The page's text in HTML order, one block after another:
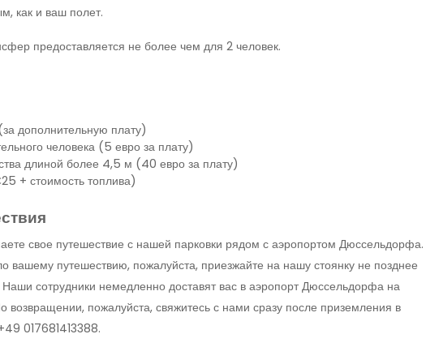
как и ваш полет.
предоставляется не более чем для 2 человек.
дополнительную плату)
человека (5 евро за плату)
длиной более 4,5 м (40 евро за плату)
+ стоимость топлива)
свое путешествие с нашей парковки рядом с аэропортом Дюссельдорфа.
вашему путешествию, пожалуйста, приезжайте на нашу стоянку не позднее
сотрудники немедленно доставят вас в аэропорт Дюссельдорфа на
возвращении, пожалуйста, свяжитесь с нами сразу после приземления в
017681413388.